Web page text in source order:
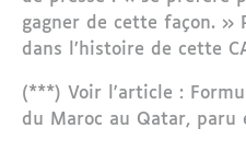
gagner de cette façon. »
dans l’histoire de cette
(***) Voir l'article :
du Maroc au Qatar, paru